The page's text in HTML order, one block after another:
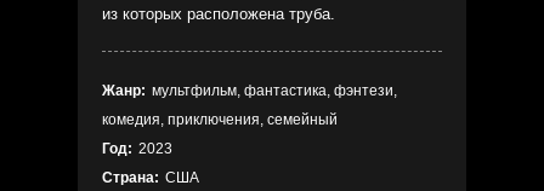
из которых расположена труба.
Жанр: мультфильм, фантастика, фэнтези,
комедия, приключения, семейный
Год: 2023
Страна: США